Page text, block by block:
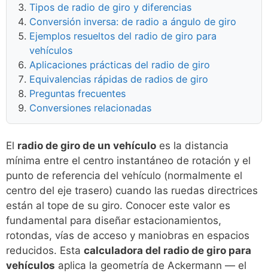
Tipos de radio de giro y diferencias
Conversión inversa: de radio a ángulo de giro
Ejemplos resueltos del radio de giro para
vehículos
Aplicaciones prácticas del radio de giro
Equivalencias rápidas de radios de giro
Preguntas frecuentes
Conversiones relacionadas
El radio de giro de un vehículo es la distancia
mínima entre el centro instantáneo de rotación y el
punto de referencia del vehículo (normalmente el
centro del eje trasero) cuando las ruedas directrices
están al tope de su giro. Conocer este valor es
fundamental para diseñar estacionamientos,
rotondas, vías de acceso y maniobras en espacios
reducidos. Esta calculadora del radio de giro para
vehículos aplica la geometría de Ackermann — el